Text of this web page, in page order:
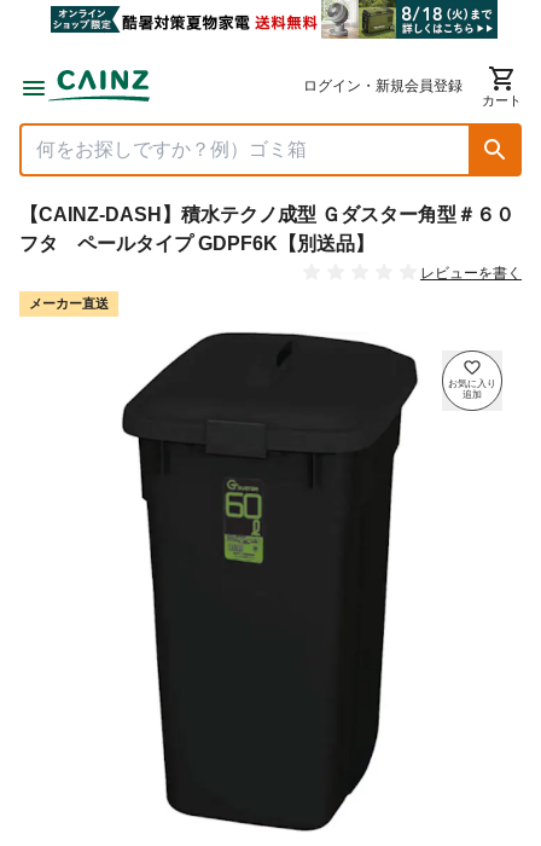
ログイン・新規会員登録
カート
【CAINZ-DASH】積水テクノ成型 Ｇダスター角型＃６０
フタ ペールタイプ GDPF6K【別送品】
レビューを書く
メーカー直送